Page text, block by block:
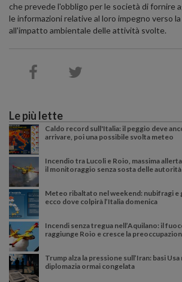
che prevede l'obbligo per le società di fornire
le informazioni relative al loro impegno verso
all'impatto ambientale delle attività svolte.
Le più lette
Caldo record sull'Italia: il peggio deve
arrivare, poi una possibile svolta meteo
Incendio tra Lucoli e Roio, massima
il monitoraggio senza sosta delle autorità
Meteo ribaltato nel weekend: nubifragi e
ecco dove colpirà l’Italia domenica
Incendi senza tregua nell’Aquilano: il
raggiunge Roio e cresce la
Trump alza la pressione sull’Iran: basi Usa
diplomazia ormai congelata